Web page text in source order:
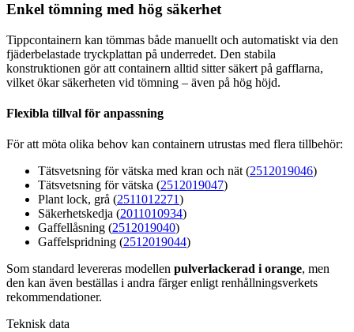
Enkel tömning med hög säkerhet
Tippcontainern kan tömmas både manuellt och automatiskt via den
fjäderbelastade tryckplattan på underredet. Den stabila
konstruktionen gör att containern alltid sitter säkert på gafflarna,
vilket ökar säkerheten vid tömning – även på hög höjd.
Flexibla tillval för anpassning
För att möta olika behov kan containern utrustas med flera tillbehör:
Tätsvetsning för vätska med kran och nät (2512019046)
Tätsvetsning för vätska (2512019047)
Plant lock, grå (2511012271)
Säkerhetskedja (2011010934)
Gaffellåsning (2512019040)
Gaffelspridning (2512019044)
Som standard levereras modellen pulverlackerad i orange, men
den kan även beställas i andra färger enligt renhållningsverkets
rekommendationer.
Teknisk data